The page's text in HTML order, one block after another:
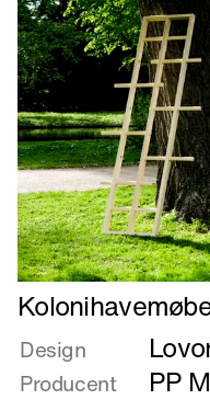
Læs
mere
om
Kolonihavemøbel
Design
Producent PP